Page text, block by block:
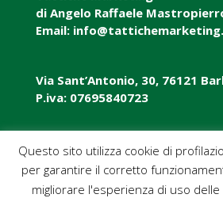
di Angelo Raffaele
Email:
Via Sant’Antonio, 30, 76121
P.iva: 07695840723
P.iva: 07695840723
Pec: tattichemarketing@pec.it
Questo sito utilizza cookie di
per garantire il corretto
migliorare l'esperienza di uso delle